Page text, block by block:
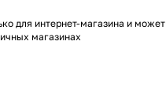
для интернет-магазина и может
магазинах